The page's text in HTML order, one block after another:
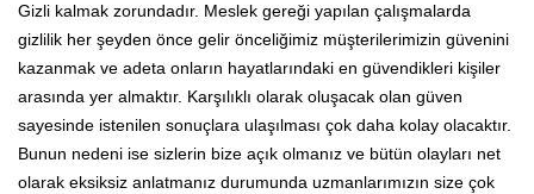
Gizli kalmak zorundadır. Meslek gereği yapılan çalışmalarda
gizlilik her şeyden önce gelir önceliğimiz müşterilerimizin güvenini
kazanmak ve adeta onların hayatlarındaki en güvendikleri kişiler
arasında yer almaktır. Karşılıklı olarak oluşacak olan güven
sayesinde istenilen sonuçlara ulaşılması çok daha kolay olacaktır.
Bunun nedeni ise sizlerin bize açık olmanız ve bütün olayları net
olarak eksiksiz anlatmanız durumunda uzmanlarımızın size çok